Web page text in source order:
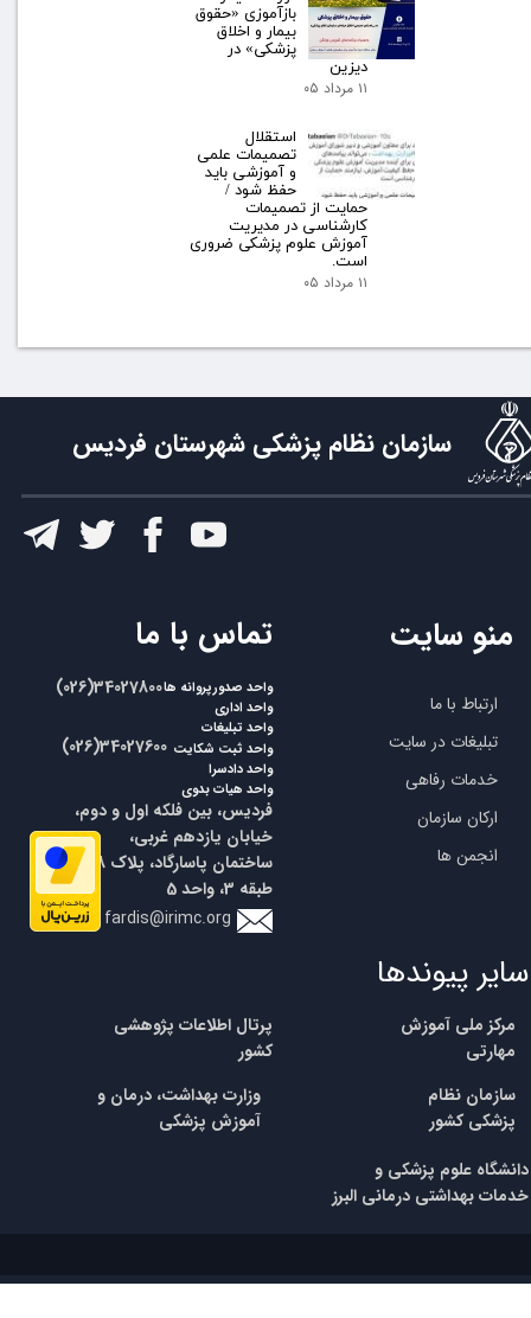
بازآموزی «حقوق
بیمار و اخلاق
پزشکی» در
دیزین
۱۱ مرداد ۰۵
استقلال
تصمیمات علمی
و آموزشی باید
حفظ شود /
حمایت از تصمیمات
کارشناسی در مدیریت
آموزش علوم پزشکی ضروری
است.
۱۱ مرداد ۰۵
سازمان نظام پزشکی شهرستان فردیس
ارتباط با ما
تبلیغات در سایت
خدمات رفاهی
ارکان سازمان
انجمن ها
منو سایت ​تماس با ما
​​(026)34027800
fardis@irimc.org
​​(026)34027600
واحد صدورپروانه ها
واحد اداری
واحد تبلیغات
واحد ثبت شکایت
واحد دادسرا
واحد هیات بدوی
فردیس، بین فلکه اول و دوم،
خیابان یازدهم غربی،
طبقه 3، واحد 5
سایر پیوندها
پرتال اطلاعات پژوهشی
کشور
مرکز ملی آموزش
مهارتی
​سازمان نظام
پزشکیکشور
وزارت بهداشت، درمان و
آموزش پزشکی
​​دانشگاه علوم پزشکی و
خدمات بهداشتی درمانی البرز